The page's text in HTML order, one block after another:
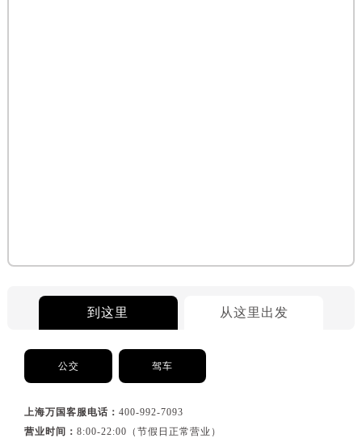
到这里 从这里出发
公交 驾车
上海万国客服电话：400-992-7093
营业时间：8:00-22:00（节假日正常营业）